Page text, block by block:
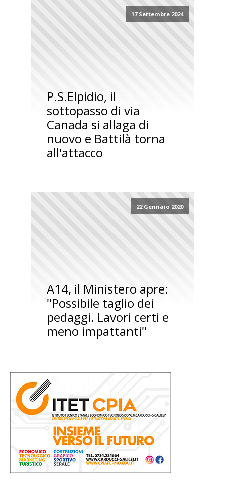
17 Settembre 2024
P.S.Elpidio, il
sottopasso di via
Canada si allaga di
nuovo e Battilà torna
all'attacco
22 Gennaio 2020
A14, il Ministero apre:
"Possibile taglio dei
pedaggi. Lavori certi e
meno impattanti"